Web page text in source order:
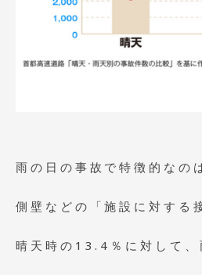
雨の日の事故で特徴的なの
側壁などの「施設に対する
晴天時の13.4％に対して